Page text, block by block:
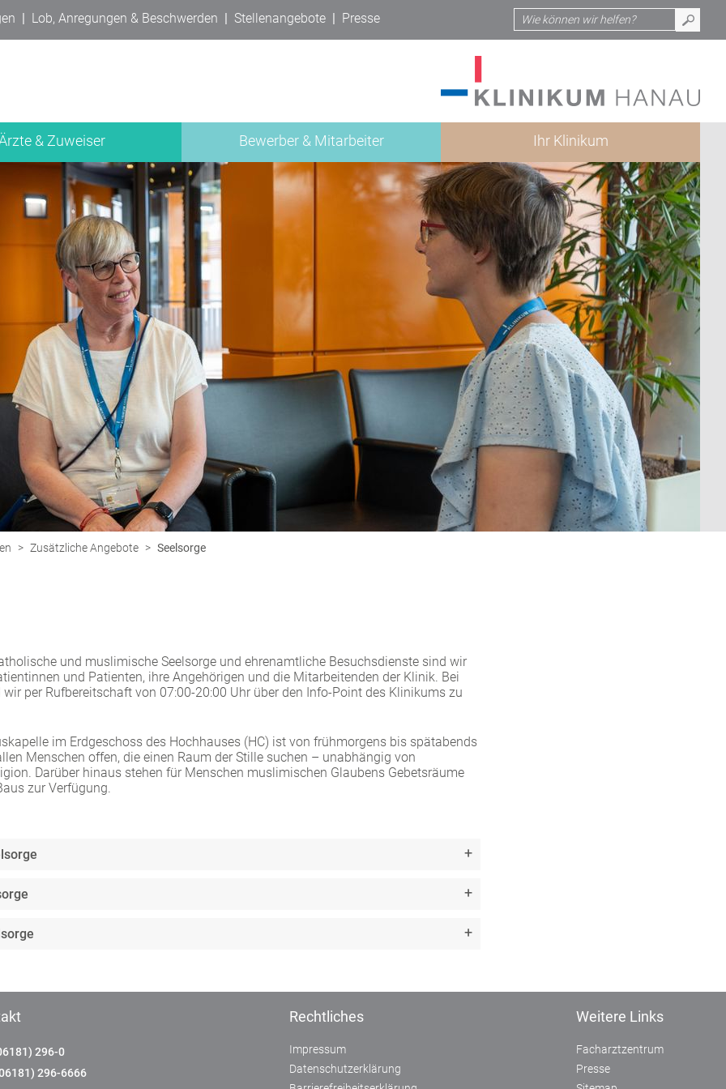
| Lob, Anregungen & Beschwerden | Stellenangebote | Presse
& Zuweiser Bewerber & Mitarbeiter Ihr Klinikum
> Zusätzliche Angebote > Seelsorge
und muslimische Seelsorge und ehrenamtliche Besuchsdienste sind wir
und Patienten, ihre Angehörigen und die Mitarbeitenden der Klinik. Bei
per Rufbereitschaft von 07:00-20:00 Uhr über den Info-Point des Klinikums zu
im Erdgeschoss des Hochhauses (HC) ist von frühmorgens bis spätabends
Menschen offen, die einen Raum der Stille suchen – unabhängig von
Darüber hinaus stehen für Menschen muslimischen Glaubens Gebetsräume
zur Verfügung.
296-0
296-6666
Rechtliches
Impressum
Datenschutzerklärung
Weitere Links
Facharztzentrum
Presse